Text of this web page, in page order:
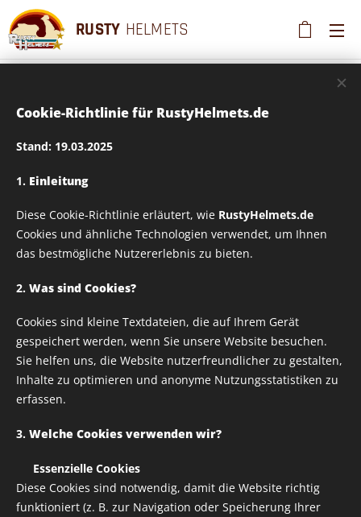
RUSTY HELMETS
Tasse 330ml - Design
auf Wunsch
veränderbar - Design
Ostende_02
Cookie-Richtlinie für RustyHelmets.de
Stand: 19.03.2025
1. Einleitung
Diese Cookie-Richtlinie erläutert, wie RustyHelmets.de
Cookies und ähnliche Technologien verwendet, um Ihnen
das bestmögliche Nutzererlebnis zu bieten.
2. Was sind Cookies?
Cookies sind kleine Textdateien, die auf Ihrem Gerät
gespeichert werden, wenn Sie unsere Website besuchen.
Sie helfen uns, die Website nutzerfreundlicher zu gestalten,
Inhalte zu optimieren und anonyme Nutzungsstatistiken zu
erfassen.
3. Welche Cookies verwenden wir?
Essenzielle Cookies
Diese Cookies sind notwendig, damit die Website richtig
funktioniert (z. B. zur Navigation oder Speicherung Ihrer